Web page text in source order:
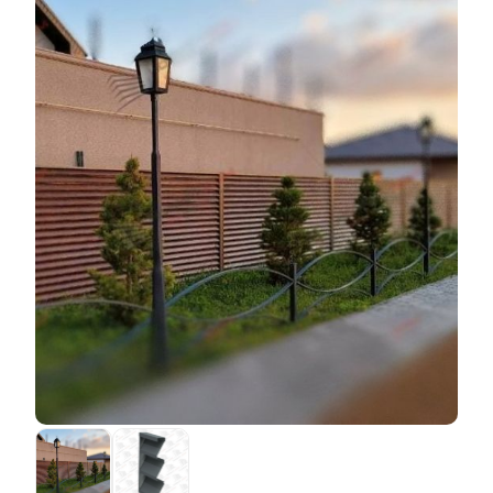
Ключевое различие заключается в том, что
покрытие
полиэстер
стало наноситься на этапе
производства стали (то есть производства стальных
листов), в то время как порошковое покрытие
осуществляется, когда деталь уже готова. Поэтому
наносится на сталелитейном
заводе, а порошковая окраска производится нами.
Это приводит к ряду ограничений. При работе с
предварительно окрашенным листовым металлом
мы должны гарантировать, что готовое покрытие не
будет повреждено во время производства. В
результате некоторые этапы производства
становятся недоступными. Это не влияет на
качество, т.е. качество ограждения остается на том
же высоком уровне, но это делает невозможным
применение некоторых наших конструкторских
разработок и ноу-хау. В результате некоторые
элементы, отвечающие за прочность ограждения,
теряются. Другими словами, вы можете сэкономить
на декоративном покрытии (
порошковой краски), но можете потерять деньги на
материальных затрат. Например, если взять для
сравнения самый дешевый вариант "Стандарт" и
самый дорогой "Модерн", то они отличаются по цене
не потому, что один сделан качественно, а другой -
менее качественно. Все ограждения изготавливаются
по одной и той же технологии, с использованием
одних и тех же конструкторских решений, на одних и
тех же станках, одними и теми же рабочими. Но для
производства "Стандарт" расход материалов ниже,
нужно изготовить меньшеламелейи, следовательно,
затратить меньше времени и электроэнергии.
Поэтому цена также ниже. Качество остается на
самом высоком уровне.